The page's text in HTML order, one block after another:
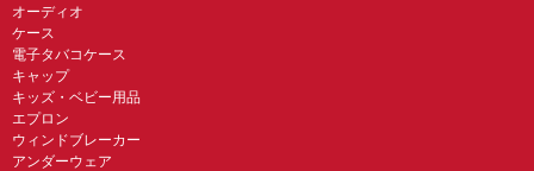
オーディオ
ケース
電子タバコケース
キャップ
キッズ・ベビー用品
エプロン
ウィンドブレーカー
アンダーウェア